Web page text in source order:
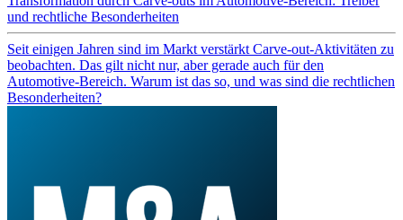
und rechtliche Besonderheiten
Seit einigen Jahren sind im Markt verstärkt Carve-out-Aktivitäten zu
beobachten. Das gilt nicht nur, aber gerade auch für den
Automotive-Bereich. Warum ist das so, und was sind die rechtlichen
Besonderheiten?